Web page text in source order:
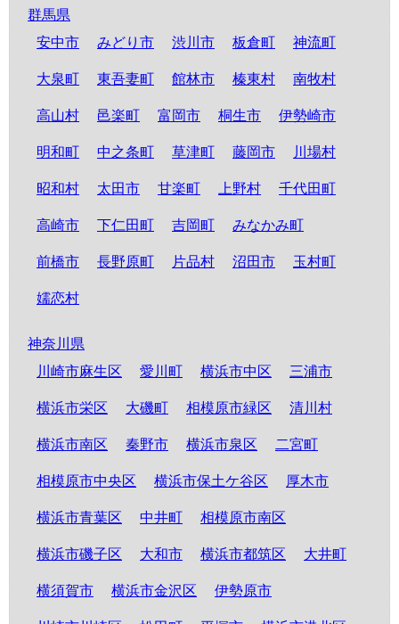
群馬県
安中市
みどり市 渋川市 板倉町 神流町
大泉町 東吾妻町 館林市 榛東村 南牧村
高山村 邑楽町 富岡市 桐生市 伊勢崎市
明和町 中之条町 草津町 藤岡市 川場村
昭和村 太田市 甘楽町 上野村 千代田町
高崎市 下仁田町 吉岡町 みなかみ町
前橋市 長野原町 片品村 沼田市 玉村町
嬬恋村
神奈川県
川崎市麻生区
愛川町 横浜市中区 三浦市
横浜市栄区 大磯町 相模原市緑区 清川村
横浜市南区 秦野市 横浜市泉区 二宮町
相模原市中央区 横浜市保土ケ谷区 厚木市
横浜市青葉区 中井町 相模原市南区
横浜市磯子区 大和市 横浜市都筑区 大井町
横須賀市 横浜市金沢区 伊勢原市